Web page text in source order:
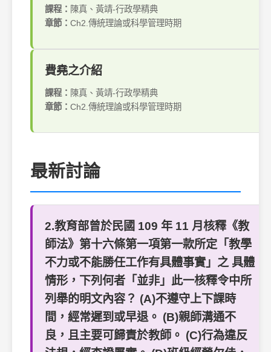
課程： 陳真、黃靖-行政學精典
章節： Ch2.傳統理論或科學管理時期
費堯之介紹
課程： 陳真、黃靖-行政學精典
章節： Ch2.傳統理論或科學管理時期
最新討論
2.教育部曾於民國 109 年 11 月核釋《教
師法》第十六條第一項第一款所定「教學
不力或不能勝任工作有具體事實」之 具體
情形，下列何者「並非」此一核釋令中所
列舉的明文內容？ (A)不遵守上下課時
間，經常遲到或早退。 (B)親師溝通不
良，且主要可歸責於教師。 (C)行為違反